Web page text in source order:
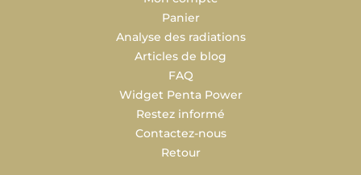
Panier
Analyse des radiations
Articles de blog
FAQ
Widget Penta Power
Restez informé
Contactez-nous
Retour